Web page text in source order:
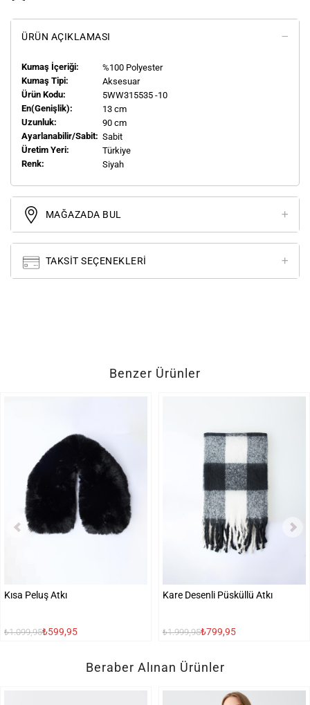
ÜRÜN AÇIKLAMASI
Kumaş İçeriği:
%100 Polyester
Kumaş Tipi:
Aksesuar
Ürün Kodu:
5WW315535 -10
En(genişlik):
13 cm
Uzunluk:
90 cm
Ayarlanabilir/Sabit: Sabit
Üretim Yeri:
Türkiye
Renk:
Siyah
MAĞAZADA BUL
TAKSIT SEÇENEKLERI
Benzer Ürünler
Kısa Peluş Atkı
₺1.099,95₺599,95
Kare Desenli Püsküllü Atkı
₺1.999,95₺799,95
Beraber Alınan Ürünler